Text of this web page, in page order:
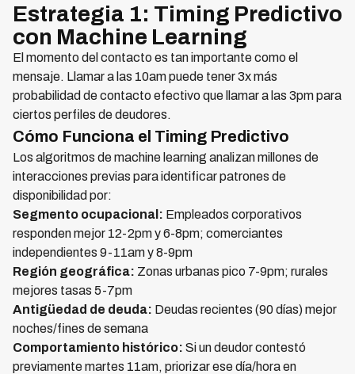
Estrategia 1: Timing Predictivo
con Machine Learning
El momento del contacto es tan importante como el
mensaje. Llamar a las 10am puede tener 3x más
probabilidad de contacto efectivo que llamar a las 3pm para
ciertos perfiles de deudores.
Cómo Funciona el Timing Predictivo
Los algoritmos de machine learning analizan millones de
interacciones previas para identificar patrones de
disponibilidad por:
Segmento ocupacional: Empleados corporativos
responden mejor 12-2pm y 6-8pm; comerciantes
independientes 9-11am y 8-9pm
Región geográfica: Zonas urbanas pico 7-9pm; rurales
mejores tasas 5-7pm
Antigüedad de deuda: Deudas recientes (90 días) mejor
noches/fines de semana
Comportamiento histórico: Si un deudor contestó
previamente martes 11am, priorizar ese día/hora en